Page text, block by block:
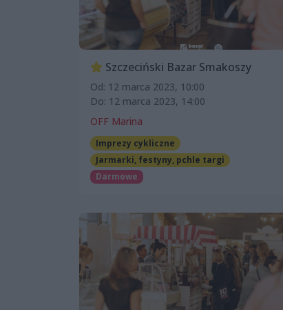
Szczeciński Bazar Smakoszy
Od: 12 marca 2023, 10:00
Do: 12 marca 2023, 14:00
OFF Marina
Imprezy cykliczne
Jarmarki, festyny, pchle targi
Darmowe